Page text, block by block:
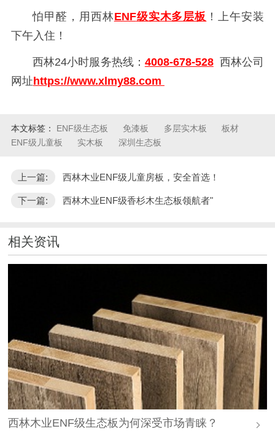
怕甲醛，用西林ENF级实木多层板 ！上午安装
下午入住！
西林24小时服务热线： 4008-678-528 西林公司
网址https://www.xlmy88.com
本文标签： ENF级生态板 免漆板 多层实木板
板材
ENF级儿童板
实木板 深圳生态板
上一篇: 西林木业ENF级儿童房板，安全首选！
下一篇: 西林木业ENF级香杉木生态板领航者"
相关资讯
西林木业ENF级生态板为何深受市场青睐？